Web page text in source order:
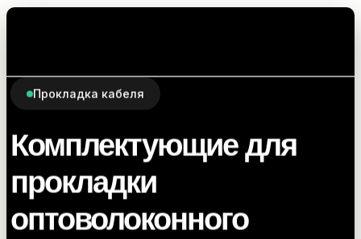
Прокладка кабеля
Комплектующие для
прокладки
оптоволоконного